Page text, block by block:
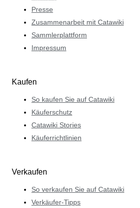
Presse
Zusammenarbeit mit Catawiki
Sammlerplattform
Impressum
Kaufen
So kaufen Sie auf Catawiki
Käuferschutz
Catawiki Stories
Käuferrichtlinien
Verkaufen
So verkaufen Sie auf Catawiki
Verkäufer-Tipps